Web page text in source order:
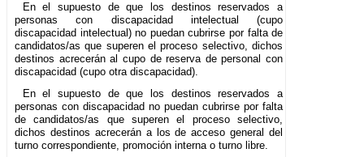
En el supuesto de que los destinos reservados a
personas con discapacidad intelectual (cupo
discapacidad intelectual) no puedan cubrirse por falta de
candidatos/as que superen el proceso selectivo, dichos
destinos acrecerán al cupo de reserva de personal con
discapacidad (cupo otra discapacidad).
En el supuesto de que los destinos reservados a
personas con discapacidad no puedan cubrirse por falta
de candidatos/as que superen el proceso selectivo,
dichos destinos acrecerán a los de acceso general del
turno correspondiente, promoción interna o turno libre.